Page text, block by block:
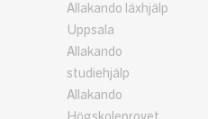
Allakando läxhjälp
Uppsala
Allakando
studiehjälp
Allakando